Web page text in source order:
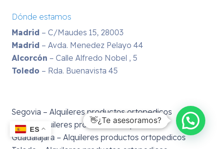
Dónde estamos
Madrid – C/Maudes 15, 28003
Madrid – Avda. Menedez Pelayo 44
Alcorcón – Calle Alfredo Nobel , 5
Toledo – Rda. Buenavista 45
Segovia – Alquileres productos ortopedicos
Avila – Alquileres productos ortopedicos
Guadalajara – Alquileres productos ortopedicos
ES
👋¿Te asesoramos?